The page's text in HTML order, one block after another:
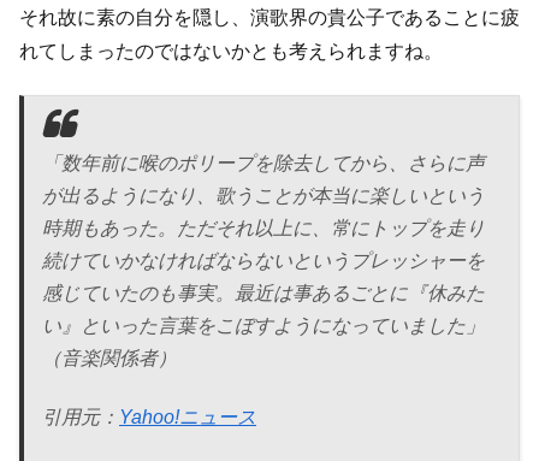
それ故に素の自分を隠し、演歌界の貴公子であることに疲
れてしまったのではないかとも考えられますね。
「数年前に喉のポリープを除去してから、さらに声
が出るようになり、歌うことが本当に楽しいという
時期もあった。ただそれ以上に、常にトップを走り
続けていかなければならないというプレッシャーを
感じていたのも事実。最近は事あるごとに『休みた
い』といった言葉をこぼすようになっていました」
（音楽関係者）
引用元： Yahoo!ニュース